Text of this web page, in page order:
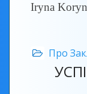
Iryna
Про